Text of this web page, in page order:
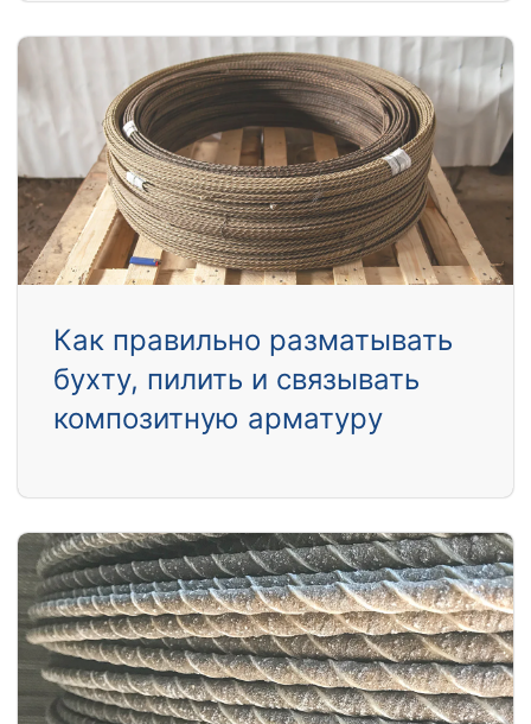
Как правильно разматывать
бухту, пилить и связывать
композитную арматуру